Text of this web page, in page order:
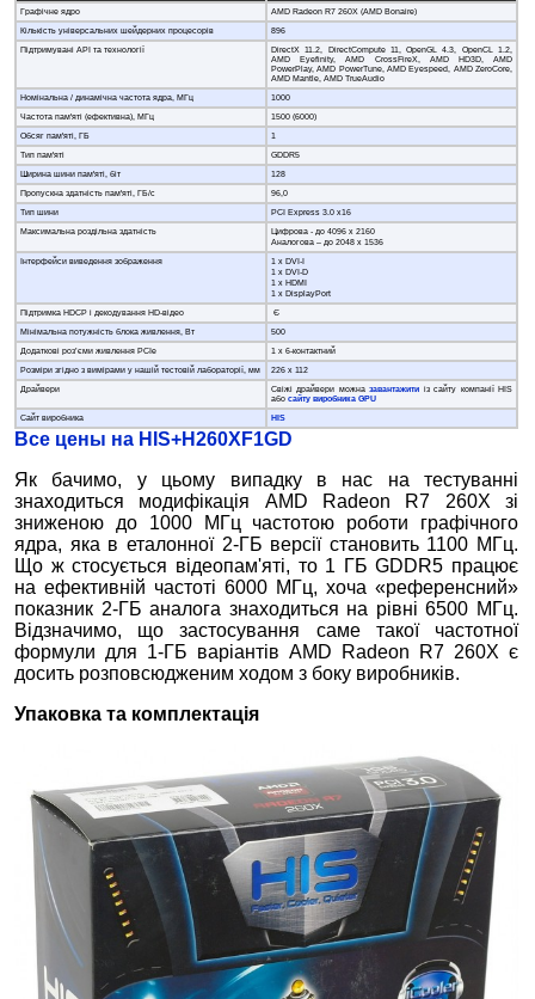
Графічне ядро
AMD Radeon R7 260X (AMD Bonaire)
Кількість універсальних шейдерних процесорів
896
Підтримувані API та технології
DirectX 11.2, DirectCompute 11, OpenGL 4.3, OpenCL 1.2,
AMD Eyefinity, AMD CrossFireX, AMD HD3D, AMD
PowerPlay, AMD PowerTune, AMD Eyespeed, AMD ZeroCore,
AMD Mantle, AMD TrueAudio
Номінальна / динамічна частота ядра, МГц
1000
Частота пам'яті (ефективна), МГц
1500 (6000)
Обсяг пам'яті, ГБ
1
Тип пам'яті
GDDR5
Ширина шини пам'яті, біт
128
Пропускна здатність пам'яті, ГБ/с
96,0
Тип шини
PCI Express 3.0 x16
Максимальна роздільна здатність
Цифрова - до 4096 x 2160
Аналогова – до 2048 x 1536
Інтерфейси виведення зображення
1 x DVI-I
1 x DVI-D
1 x HDMI
1 x DisplayPort
Підтримка HDCP і декодування HD-відео
Є
Мінімальна потужність блока живлення, Вт
500
Додаткові роз’єми живлення PCIe
1 x 6-контактний
Розміри згідно з вимірами у нашій тестовій лабораторії, мм
226 х 112
Драйвери
Свіжі драйвери можназавантажити із сайту компанії HIS
абосайту виробника GPU
Сайт виробника
HIS
Все цены на HIS+H260XF1GD
Як бачимо, у цьому випадку в нас на тестуванні
знаходиться модифікація AMD Radeon R7 260X зі
зниженою до 1000 МГц частотою роботи графічного
ядра, яка в еталонної 2-ГБ версії становить 1100 МГц.
Що ж стосується відеопам'яті, то 1 ГБ GDDR5 працює
на ефективній частоті 6000 МГц, хоча «референсний»
показник 2-ГБ аналога знаходиться на рівні 6500 МГц.
Відзначимо, що застосування саме такої частотної
формули для 1-ГБ варіантів AMD Radeon R7 260X є
досить розповсюдженим ходом з боку виробників.
Упаковка та комплектація